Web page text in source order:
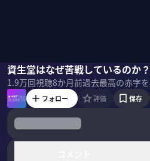
資生堂はなぜ苦戦しているのか
1.9万回視聴8か月前
田中慎一佐々木紀彦
フォロー 評価 保存